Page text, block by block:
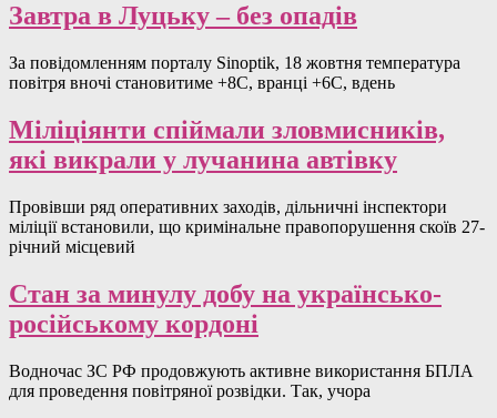
Завтра в Луцьку – без опадів
За повідомленням порталу Sinoptik, 18 жовтня температура
повітря вночі становитиме +8С, вранці +6С, вдень
Міліціянти спіймали зловмисників,
які викрали у лучанина автівку
Провівши ряд оперативних заходів, дільничні інспектори
міліції встановили, що кримінальне правопорушення скоїв 27-
річний місцевий
Стан за минулу добу на українсько-
російському кордоні
Водночас ЗС РФ продовжують активне використання БПЛА
для проведення повітряної розвідки. Так, учора